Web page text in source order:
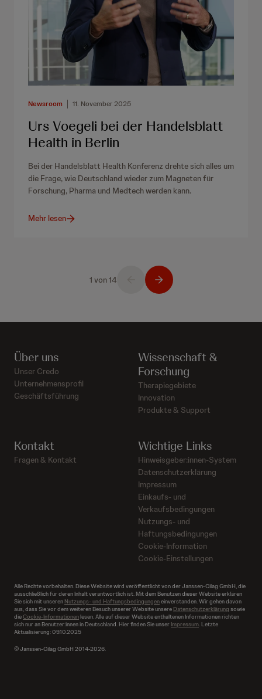
Newsroom 11. November 2025
Urs Voegeli bei der Handelsblatt
Health in Berlin
Bei der Handelsblatt Health Konferenz drehte sich alles um
die Frage, wie Deutschland wieder zum Magneten für
Forschung, Pharma und Medtech werden kann.
Mehr lesen
1 von 14
Über uns
Unser Credo
Unternehmensprofil
Geschäftsführung
Wissenschaft &
Forschung
Therapiegebiete
Innovation
Produkte & Support
Kontakt
Fragen & Kontakt
Wichtige Links
Hinweisgeber:innen-System
Datenschutzerklärung
Impressum
Einkaufs- und
Verkaufsbedingungen
Nutzungs- und
Haftungsbedingungen
Cookie-Information
Cookie-Einstellungen
Alle Rechte vorbehalten. Diese Website wird veröffentlicht von der Janssen-Cilag GmbH, die
ausschließlich für deren Inhalt verantwortlich ist. Mit dem Benutzen dieser Website erklären
Sie sich mit unseren Nutzungs- und Haftungsbedingungeneinverstanden. Wir gehen davon
aus, dass Sie vor dem weiteren Besuch unserer Website unsere Datenschutzerklärung sowie
dieCookie-Informationenlesen. Alle auf dieser Website enthaltenen Informationen richten
sich nur an Benutzer:innen in Deutschland. Hier finden Sie unser Impressum. Letzte
Aktualisierung: 09.10.2025
© Janssen-Cilag GmbH 2014-2026.